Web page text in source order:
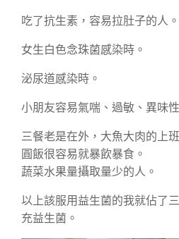
吃了抗生素，容易拉肚子的人。
女生白色念珠菌感染時。
泌尿道感染時。
小朋友容易氣喘、過敏、異味
三餐老是在外，大魚大肉的上
圓飯很容易就暴飲暴食。
蔬菜水果量攝取量少的人。
以上該服用益生菌的我就佔了
充益生菌。